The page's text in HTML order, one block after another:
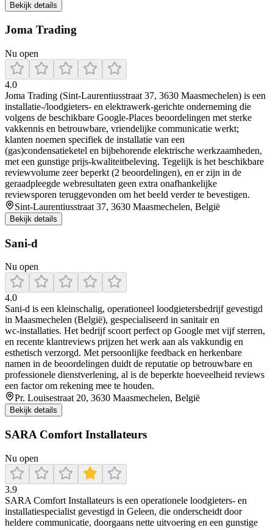
Bekijk details
Joma Trading
Nu open
4.0
Joma Trading (Sint-Laurentiusstraat 37, 3630 Maasmechelen) is een
installatie-/loodgieters- en elektrawerk-gerichte onderneming die
volgens de beschikbare Google-Places beoordelingen met sterke
vakkennis en betrouwbare, vriendelijke communicatie werkt;
klanten noemen specifiek de installatie van een
(gas)condensatieketel en bijbehorende elektrische werkzaamheden,
met een gunstige prijs-kwaliteitbeleving. Tegelijk is het beschikbare
reviewvolume zeer beperkt (2 beoordelingen), en er zijn in de
geraadpleegde webresultaten geen extra onafhankelijke
reviewsporen teruggevonden om het beeld verder te bevestigen.
Sint-Laurentiusstraat 37, 3630 Maasmechelen, België
Bekijk details
Sani-d
Nu open
4.0
Sani‑d is een kleinschalig, operationeel loodgietersbedrijf gevestigd
in Maasmechelen (België), gespecialiseerd in sanitair en
wc‑installaties. Het bedrijf scoort perfect op Google met vijf sterren,
en recente klantreviews prijzen het werk aan als vakkundig en
esthetisch verzorgd. Met persoonlijke feedback en herkenbare
namen in de beoordelingen duidt de reputatie op betrouwbare en
professionele dienstverlening, al is de beperkte hoeveelheid reviews
een factor om rekening mee te houden.
Pr. Louisestraat 20, 3630 Maasmechelen, België
Bekijk details
SARA Comfort Installateurs
Nu open
3.9
SARA Comfort Installateurs is een operationele loodgieters- en
installatiespecialist gevestigd in Geleen, die onderscheidt door
heldere communicatie, doorgaans nette uitvoering en een gunstige